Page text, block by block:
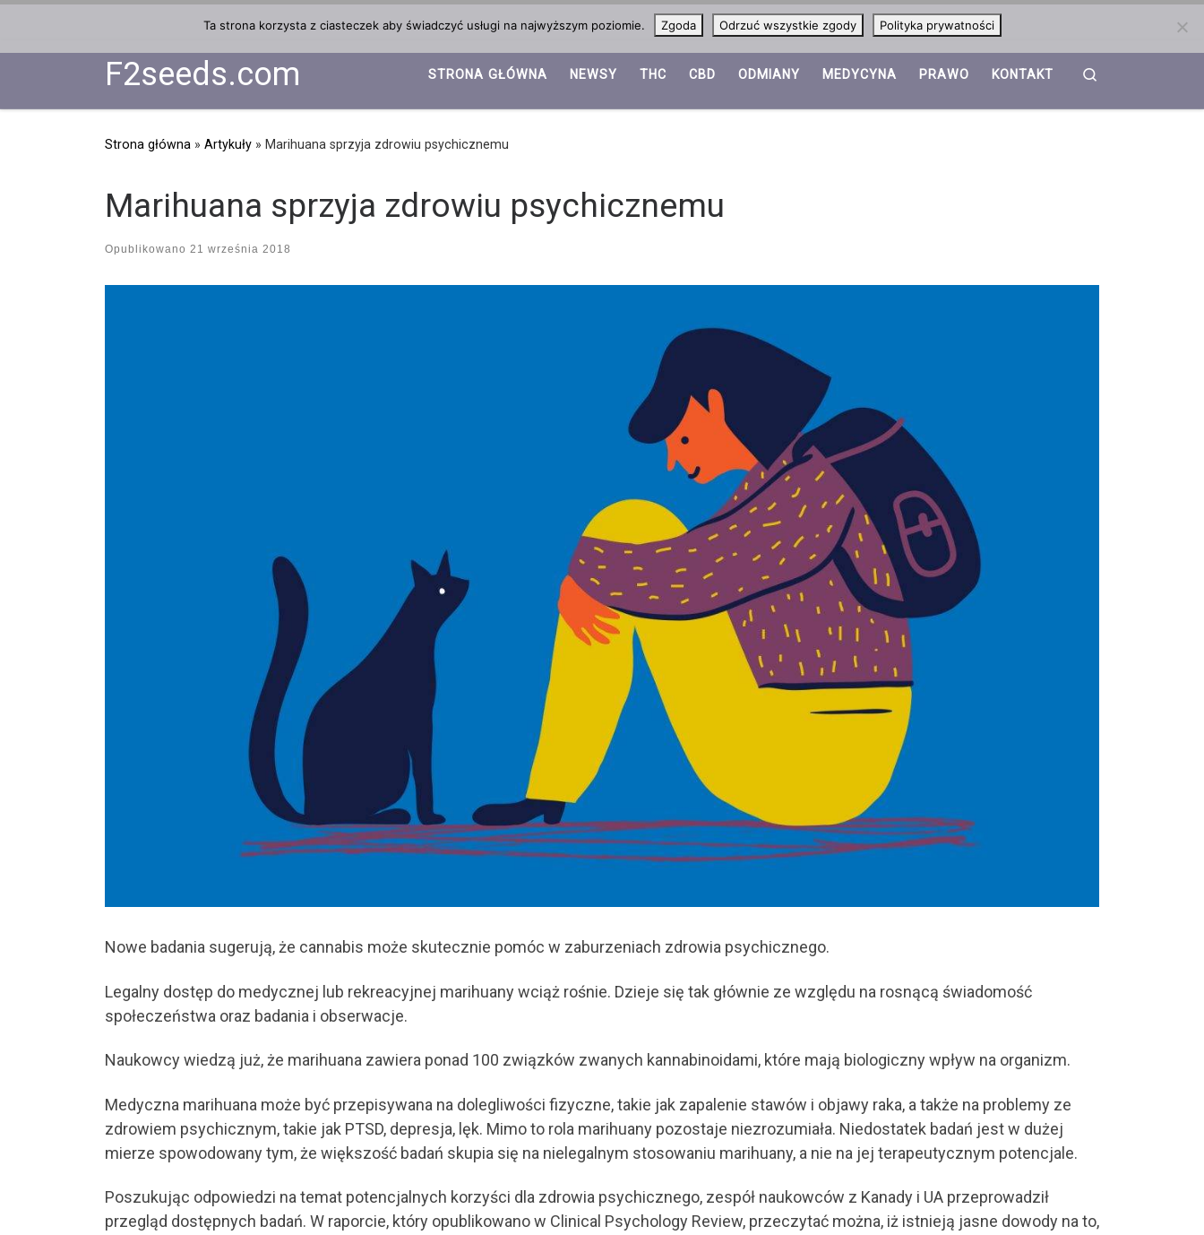
F2seeds.com STRONA GŁÓWNA NEWSY THC CBD ODMIANY MEDYCYNA PRAWO KONTAKT
Strona główna » Artykuły » Marihuana sprzyja zdrowiu psychicznemu
Marihuana sprzyja zdrowiu psychicznemu
Opublikowano 21 września 2018
Nowe badania sugerują, że cannabis może skutecznie pomóc w zaburzeniach zdrowia psychicznego.
Legalny dostęp do medycznej lub rekreacyjnej marihuany wciąż rośnie. Dzieje się tak głównie ze względu na rosnącą świadomość
społeczeństwa oraz badania i obserwacje.
Naukowcy wiedzą już, że marihuana zawiera ponad 100 związków zwanych kannabinoidami, które mają biologiczny wpływ na organizm.
Medyczna marihuana może być przepisywana na dolegliwości fizyczne, takie jak zapalenie stawów i objawy raka, a także na problemy ze
zdrowiem psychicznym, takie jak PTSD, depresja, lęk. Mimo to rola marihuany pozostaje niezrozumiała. Niedostatek badań jest w dużej
mierze spowodowany tym, że większość badań skupia się na nielegalnym stosowaniu marihuany, a nie na jej terapeutycznym potencjale.
Poszukując odpowiedzi na temat potencjalnych korzyści dla zdrowia psychicznego, zespół naukowców z Kanady i UA przeprowadził
przegląd dostępnych badań. W raporcie, który opublikowano w Clinical Psychology Review, przeczytać można, iż istnieją jasne dowody na to,
Ta strona korzysta z ciasteczek aby świadczyć usługi na najwyższym poziomie. Zgoda Odrzuć wszystkie zgody Polityka prywatności